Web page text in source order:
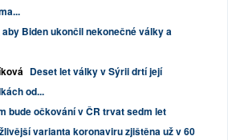
Biden ukončil nekonečné války a
Deset let války v Sýrii drtí její
od...
bude očkování v ČR trvat sedm let
varianta koronaviru zjištěna už v 60